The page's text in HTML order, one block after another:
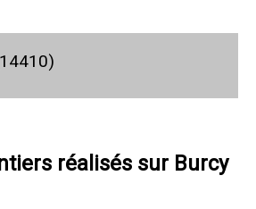
réalisés sur Burcy